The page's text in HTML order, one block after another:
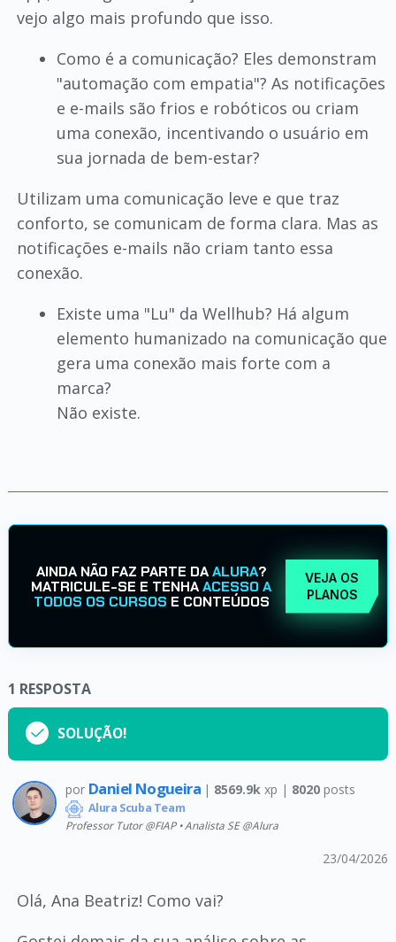
vejo algo mais profundo que isso.
Como é a comunicação? Eles demonstram
"automação com empatia"? As notificações
e e-mails são frios e robóticos ou criam
uma conexão, incentivando o usuário em
sua jornada de bem-estar?
Utilizam uma comunicação leve e que traz
conforto, se comunicam de forma clara. Mas as
notificações e-mails não criam tanto essa
conexão.
Existe uma "Lu" da Wellhub? Há algum
elemento humanizado na comunicação que
gera uma conexão mais forte com a
marca?
Não existe.
AINDA NÃO FAZ PARTE DAALURA?
MATRICULE-SE E TENHAACESSO A
TODOS OS CURSOS E CONTEÚDOS
VEJA OS
PLANOS
1 RESPOSTA
SOLUÇÃO!
por Daniel Nogueira | 8569.9k xp | 8020 posts
Alura Scuba Team
Professor Tutor @FIAP • Analista SE @Alura
23/04/2026
Olá, Ana Beatriz! Como vai?